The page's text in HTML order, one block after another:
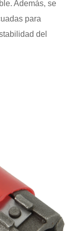
Además, se
para
del